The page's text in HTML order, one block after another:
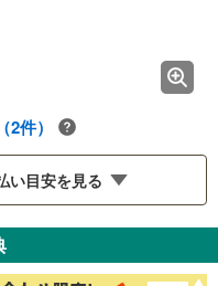
件）
い目安を見る
％